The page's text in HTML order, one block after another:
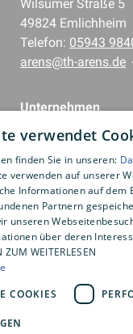
Wilsumer Straße 5
49824 Emlichheim
Telefon: 05943
arens@th-arens.de
Unternehmen
Datenschutz
Impressum
verwendet
finden Sie in unseren:
verwenden auf unserer
Informationen auf dem
Partnern
unseren
über deren
ZUM WEITERLESEN
COOKIES